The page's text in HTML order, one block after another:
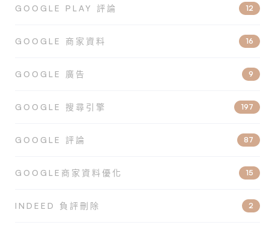
GOOGLE PLAY 評論 12
GOOGLE 商家資料 16
GOOGLE 廣告 9
GOOGLE 搜尋引擎 197
GOOGLE 評論 87
GOOGLE商家資料優化 15
INDEED 負評刪除 2